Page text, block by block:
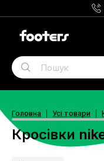
Головна Усі товари
Кросівки